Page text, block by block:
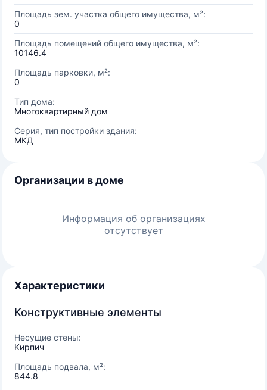
Площадь зем. участка общего имущества, м²:
0
Площадь помещений общего имущества, м²:
10146.4
Площадь парковки, м²:
0
Тип дома:
Многоквартирный дом
Серия, тип постройки здания:
МКД
Организации в доме
Информация об организациях
отсутствует
Характеристики
Конструктивные элементы
Несущие стены:
Кирпич
Площадь подвала, м²:
844.8